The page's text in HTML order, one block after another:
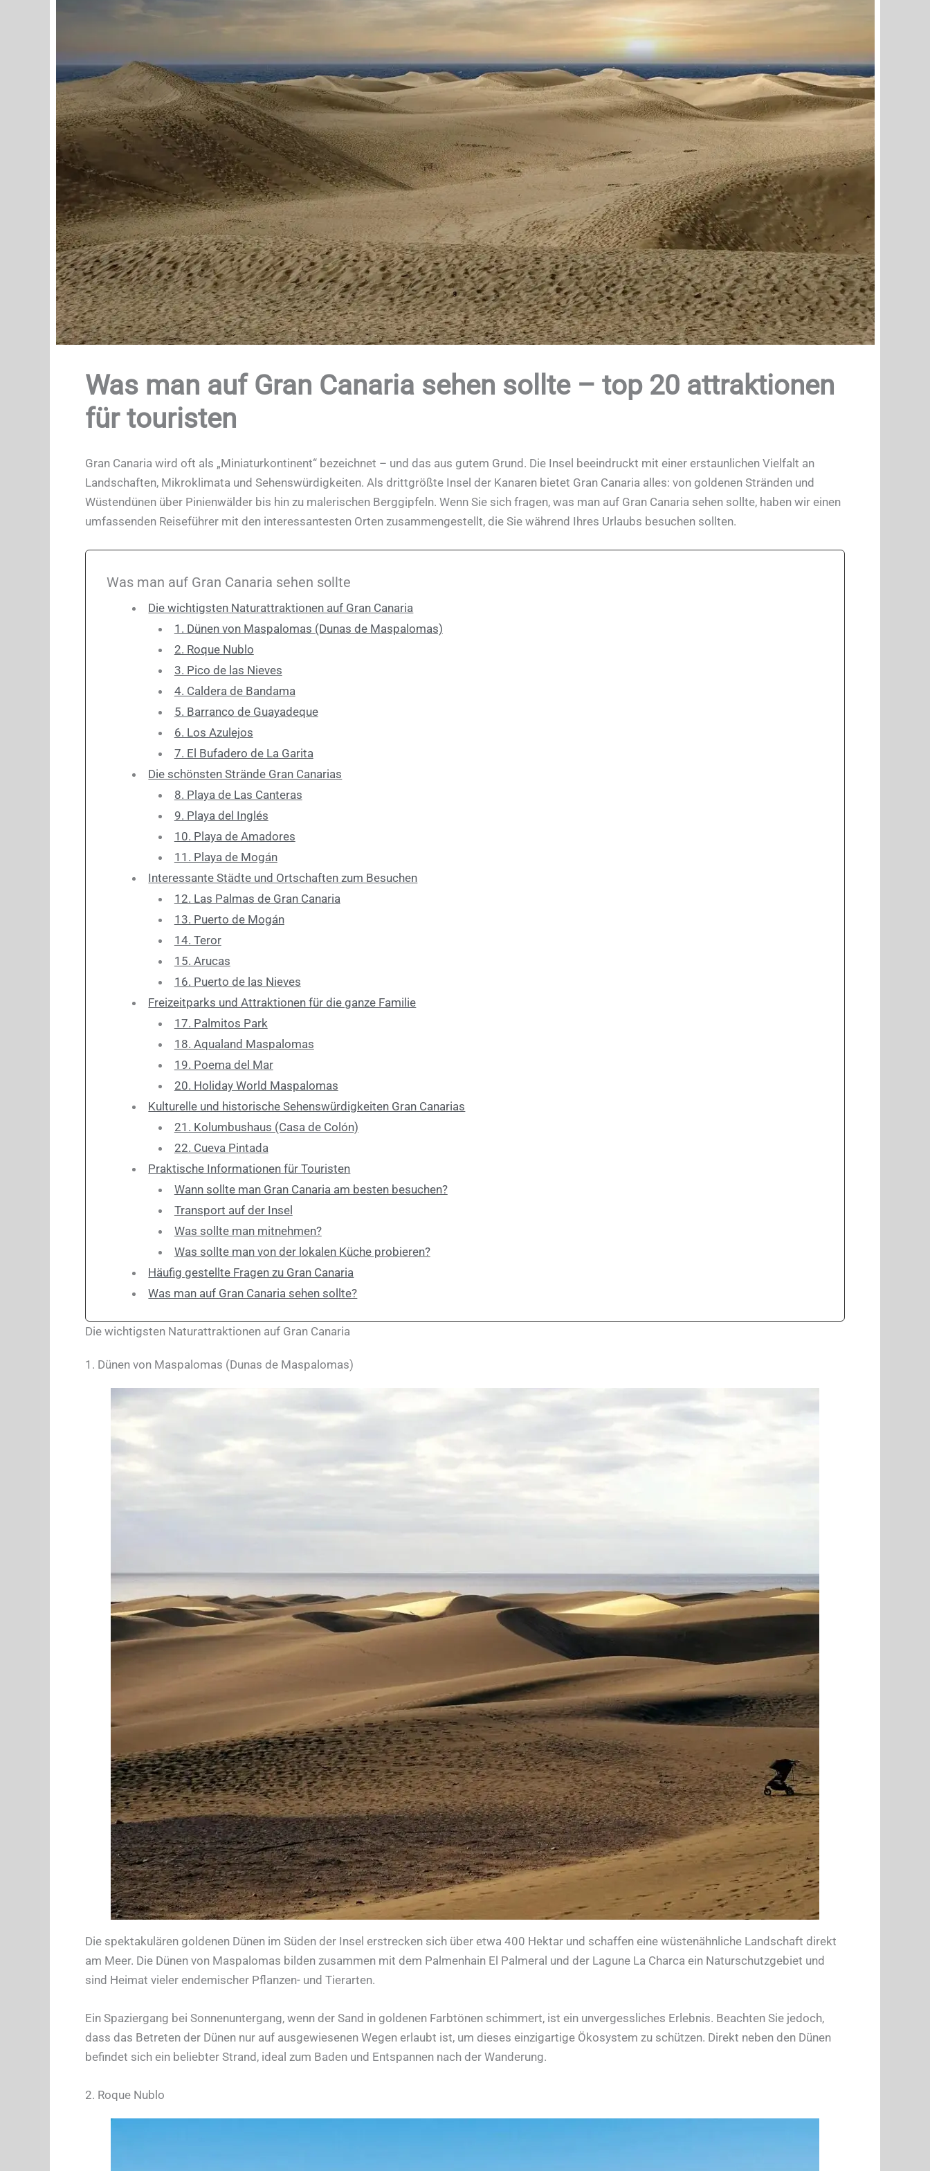
Was man auf Gran Canaria sehen sollte – top 20 attraktionen
für touristen
Gran Canaria wird oft als „Miniaturkontinent“ bezeichnet – und das aus gutem Grund. Die Insel beeindruckt mit einer erstaunlichen Vielfalt an
Landschaften, Mikroklimata und Sehenswürdigkeiten. Als drittgrößte Insel der Kanaren bietet Gran Canaria alles: von goldenen Stränden und
Wüstendünen über Pinienwälder bis hin zu malerischen Berggipfeln. Wenn Sie sich fragen, was man auf Gran Canaria sehen sollte, haben wir einen
umfassenden Reiseführer mit den interessantesten Orten zusammengestellt, die Sie während Ihres Urlaubs besuchen sollten.
Was man auf Gran Canaria sehen sollte
Die wichtigsten Naturattraktionen auf Gran Canaria
1. Dünen von Maspalomas (Dunas de Maspalomas)
2. Roque Nublo
3. Pico de las Nieves
4. Caldera de Bandama
5. Barranco de Guayadeque
6. Los Azulejos
7. El Bufadero de La Garita
Die schönsten Strände Gran Canarias
8. Playa de Las Canteras
9. Playa del Inglés
10. Playa de Amadores
11. Playa de Mogán
Interessante Städte und Ortschaften zum Besuchen
12. Las Palmas de Gran Canaria
13. Puerto de Mogán
14. Teror
15. Arucas
16. Puerto de las Nieves
Freizeitparks und Attraktionen für die ganze Familie
17. Palmitos Park
18. Aqualand Maspalomas
19. Poema del Mar
20. Holiday World Maspalomas
Kulturelle und historische Sehenswürdigkeiten Gran Canarias
21. Kolumbushaus (Casa de Colón)
22. Cueva Pintada
Praktische Informationen für Touristen
Wann sollte man Gran Canaria am besten besuchen?
Transport auf der Insel
Was sollte man mitnehmen?
Was sollte man von der lokalen Küche probieren?
Häufig gestellte Fragen zu Gran Canaria
Was man auf Gran Canaria sehen sollte?
Die wichtigsten Naturattraktionen auf Gran Canaria
1. Dünen von Maspalomas (Dunas de Maspalomas)
Die spektakulären goldenen Dünen im Süden der Insel erstrecken sich über etwa 400 Hektar und schaffen eine wüstenähnliche Landschaft direkt
am Meer. Die Dünen von Maspalomas bilden zusammen mit dem Palmenhain El Palmeral und der Lagune La Charca ein Naturschutzgebiet und
sind Heimat vieler endemischer Pflanzen- und Tierarten.
Ein Spaziergang bei Sonnenuntergang, wenn der Sand in goldenen Farbtönen schimmert, ist ein unvergessliches Erlebnis. Beachten Sie jedoch,
dass das Betreten der Dünen nur auf ausgewiesenen Wegen erlaubt ist, um dieses einzigartige Ökosystem zu schützen. Direkt neben den Dünen
befindet sich ein beliebter Strand, ideal zum Baden und Entspannen nach der Wanderung.
2. Roque Nublo